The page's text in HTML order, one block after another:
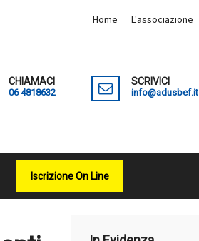
Home L'associazione
CHIAMACI
06 4818632
SCRIVICI
info@adusbef.it
Iscrizione On Line